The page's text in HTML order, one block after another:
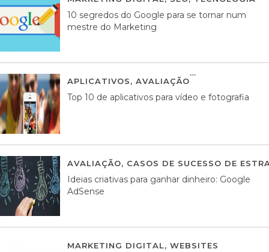
10 segredos do Google para se tornar num
mestre do Marketing
APLICATIVOS, AVALIAÇÃO
Top 10 de aplicativos para vídeo e fotografia
AVALIAÇÃO, CASOS DE SUCESSO DE
Ideias criativas para ganhar dinheiro: Google
AdSense
MARKETING DIGITAL, WEBSITES